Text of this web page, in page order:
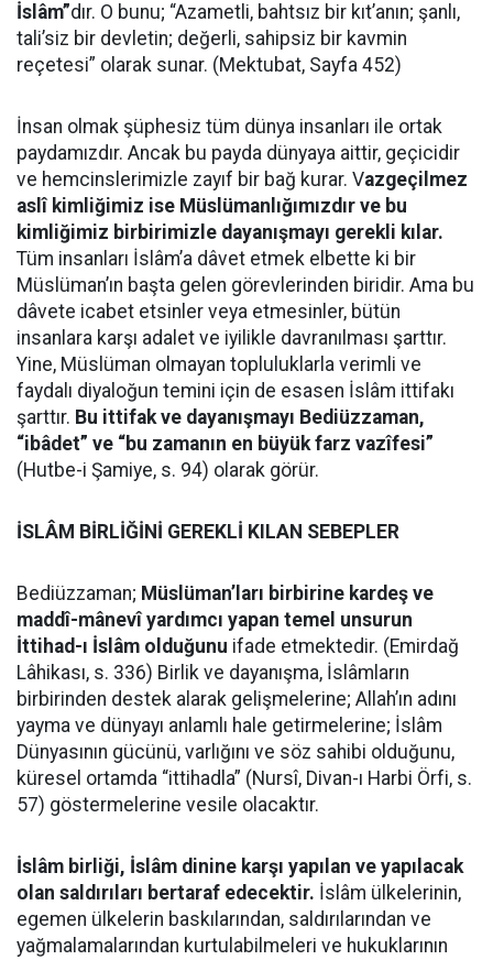
İslâm”dır. O bunu; “Azametli, bahtsız bir kıt’anın; şanlı,
tali’siz bir devletin; değerli, sahipsiz bir kavmin
reçetesi” olarak sunar. (Mektubat, Sayfa 452)
İnsan olmak şüphesiz tüm dünya insanları ile ortak
paydamızdır. Ancak bu payda dünyaya aittir, geçicidir
ve hemcinslerimizle zayıf bir bağ kurar. Vazgeçilmez
aslî kimliğimiz ise Müslümanlığımızdır ve bu
kimliğimiz birbirimizle dayanışmayı gerekli kılar.
Tüm insanları İslâm’a dâvet etmek elbette ki bir
Müslüman’ın başta gelen görevlerinden biridir. Ama bu
dâvete icabet etsinler veya etmesinler, bütün
insanlara karşı adalet ve iyilikle davranılması şarttır.
Yine, Müslüman olmayan topluluklarla verimli ve
faydalı diyaloğun temini için de esasen İslâm ittifakı
şarttır. Bu ittifak ve dayanışmayı Bediüzzaman,
“ibâdet” ve “bu zamanın en büyük farz vazîfesi”
(Hutbe-i Şamiye, s. 94) olarak görür.
İSLÂM BİRLİĞİNİ GEREKLİ KILAN SEBEPLER
Bediüzzaman; Müslüman’ları birbirine kardeş ve
maddî-mânevî yardımcı yapan temel unsurun
İttihad-ı İslâm olduğunu ifade etmektedir. (Emirdağ
Lâhikası, s. 336) Birlik ve dayanışma, İslâmların
birbirinden destek alarak gelişmelerine; Allah’ın adını
yayma ve dünyayı anlamlı hale getirmelerine; İslâm
Dünyasının gücünü, varlığını ve söz sahibi olduğunu,
küresel ortamda “ittihadla” (Nursî, Divan-ı Harbi Örfi, s.
57) göstermelerine vesile olacaktır.
İslâm birliği, İslâm dinine karşı yapılan ve yapılacak
olan saldırıları bertaraf edecektir. İslâm ülkelerinin,
egemen ülkelerin baskılarından, saldırılarından ve
yağmalamalarından kurtulabilmeleri ve hukuklarının